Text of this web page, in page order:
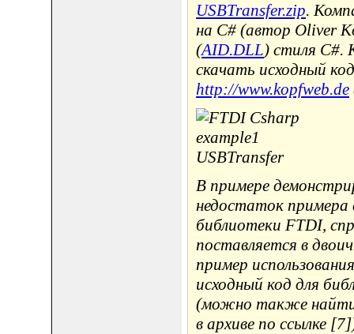
USBTransfer.zip.
на C# (автор Oliver
(AID.DLL) стиля C#.
скачать исходный
http://www.kopfweb.de
В примере
недостаток
библиотеки FTDI,
поставляется в
пример
исходный код для
(можно также найти
в архиве по ссылке